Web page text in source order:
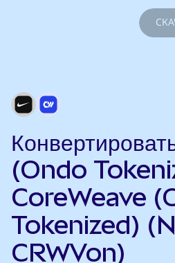
(Ondo
CoreWeave
Tokenized)
CRWVon)